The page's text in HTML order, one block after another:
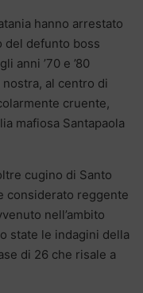
hanno arrestato
del defunto boss
anni ’70 e ’80
al centro di
cruente,
mafiosa Santapaola
cugino di Santo
considerato reggente
nell’ambito
state le indagini della
di 26 che risale a